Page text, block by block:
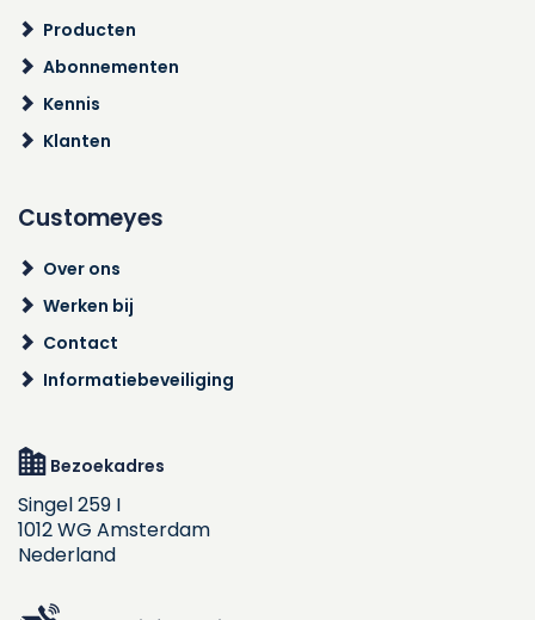
Producten
Abonnementen
Kennis
Klanten
Customeyes
Over ons
Werken bij
Contact
Informatiebeveiliging
Bezoekadres
Singel 259 I
1012 WG Amsterdam
Nederland